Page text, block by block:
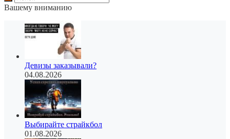
Вашему вниманию
Девизы заказывали?
04.08.2026
Выбирайте страйкбол
01.08.2026